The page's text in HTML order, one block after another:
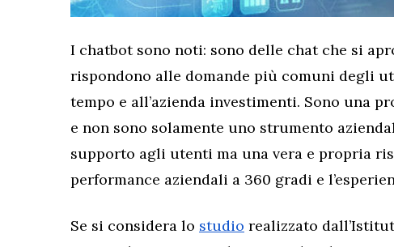
I chatbot sono noti: sono delle chat che si
rispondono alle domande più comuni degli
tempo e all’azienda investimenti. Sono una
e non sono solamente uno strumento
supporto agli utenti ma una vera e propria
performance aziendali a 360 gradi e
Se si considera lo studio realizzato